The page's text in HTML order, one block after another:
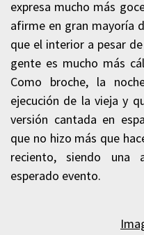
expresa mucho más
afirme en gran mayoría
que el interior a pesar
gente es mucho más
Como broche, la
ejecución de la vieja y
versión cantada en
que no hizo más que
reciento, siendo una
esperado evento.